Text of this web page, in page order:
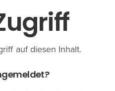
auf diesen Inhalt.